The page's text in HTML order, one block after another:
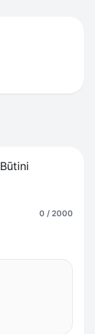
Būtini
0 / 2000